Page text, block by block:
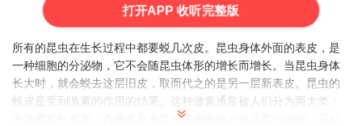
打开APP 收听完整版
所有的昆虫在生长过程中都要蜕几次皮。昆虫身体外面的表皮，是
一种细胞的分泌物，它不会随昆虫体形的增长而增长。当昆虫身体
长大时，就会蜕去这层旧皮，取而代之的是另一层新表皮。昆虫的
蜕皮是受到激素的作用的结果。这种激素通常被人们分为两大类：
内激素和外激素。内激素是由昆虫体内的内分泌器官分泌的，它对